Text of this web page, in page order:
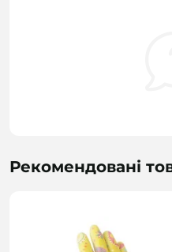
Рекомендовані